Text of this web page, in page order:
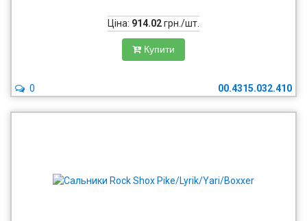
Ціна: 914.02грн./шт.
Купити
00.4315.032.410
0